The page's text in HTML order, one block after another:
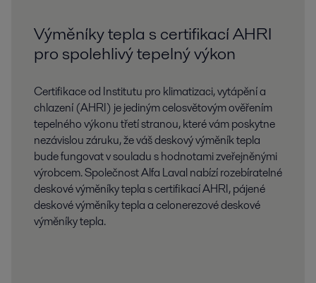
Výměníky tepla s certifikací AHRI
pro spolehlivý tepelný výkon
Certifikace od Institutu pro klimatizaci, vytápění a
chlazení (AHRI) je jediným celosvětovým ověřením
tepelného výkonu třetí stranou, které vám poskytne
nezávislou záruku, že váš deskový výměník tepla
bude fungovat v souladu s hodnotami zveřejněnými
výrobcem. Společnost Alfa Laval nabízí rozebíratelné
deskové výměníky tepla s certifikací AHRI, pájené
deskové výměníky tepla a celonerezové deskové
výměníky tepla.